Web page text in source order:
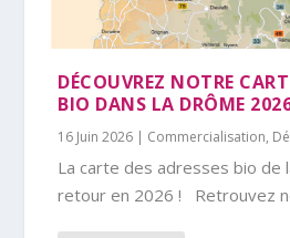
DÉCOUVREZ NOTRE
BIO DANS LA DRÔME
16 Juin 2026 | Commercialisation,
La carte des adresses bio de
retour en 2026 ! Retrouvez